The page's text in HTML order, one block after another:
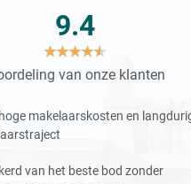
9.4
★★★★★
van onze klanten
makelaarskosten en
van het beste bod zonder